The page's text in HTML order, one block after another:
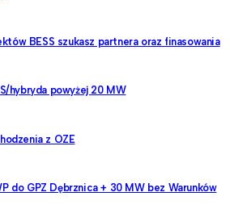
BESS szukasz partnera oraz finasowania
hybryda powyżej 20 MW
z OZE
do GPZ Dębrznica + 30 MW bez Warunków